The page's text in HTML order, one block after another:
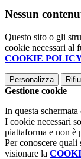
Nessun
Questo sito o gli
cookie necessari al
COOKIE
Personalizza
Gestione cookie
In questa
I cookie necessari
piattaforma e non è
Per conoscere
visionare la